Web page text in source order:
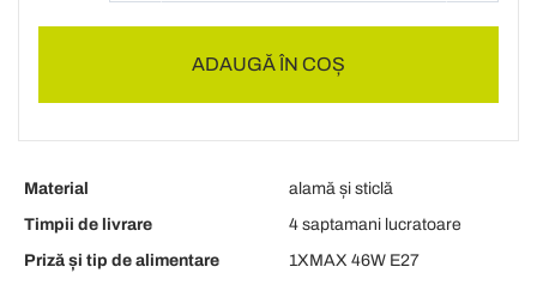
ADAUGĂ ÎN COȘ
Material
alamă și sticlă
Timpii de livrare
4 saptamani lucratoare
Priză și tip de alimentare
1XMAX 46W E27